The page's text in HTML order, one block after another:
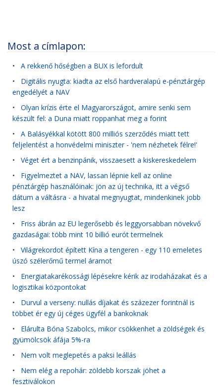
Most a címlapon:
• A rekkenő hőségben a BUX is lefordult
• Digitális nyugta: kiadta az első hardveralapú e-pénztárgép
engedélyét a NAV
• Olyan krízis érte el Magyarországot, amire senki sem
készült fel: a Duna miatt roppanhat meg a forint
• A Balásyékkal kötött 800 milliós szerződés miatt tett
feljelentést a honvédelmi miniszter - 'nem nézhetek félre!'
• Véget ért a benzinpánik, visszaesett a kiskereskedelem
• Figyelmeztet a NAV, lassan lépnie kell az online
pénztárgép használóinak: jön az új technika, itt a végső
dátum a váltásra - a hivatal megnyugtat, mindenkinek jobb
lesz
• Friss ábrán az EU legerősebb és leggyorsabban növekvő
gazdaságai: több mint 10 billió eurót termelnek
• Világrekordot épített Kína a tengeren - egy 110 emeletes
úszó szélerőmű termel áramot
• Energiatakarékossági lépésekre kérik az irodaházakat és a
logisztikai központokat
• Durvul a verseny: nullás díjakat és százezer forintnál is
többet ér egy új céges ügyfél a bankoknak
• Elárulta Bóna Szabolcs, mikor csökkenhet a zöldségek és
gyümölcsök áfája 5%-ra
• Nem volt meglepetés a paksi leállás
• Nem elég a repohár: zöldebb korszak jöhet a
fesztiválokon